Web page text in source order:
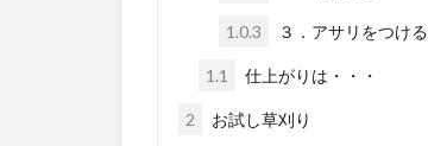
1.0.3 ３．アサリをつける
1.1 仕上がりは・・・
2 お試し草刈り